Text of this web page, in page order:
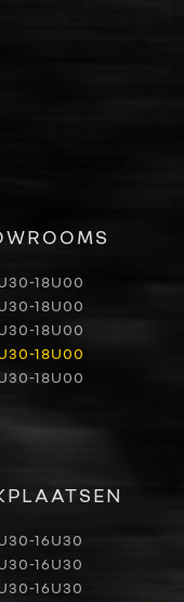
18U00
18U00
18U00
18U00
18U00
16U30
16U30
16U30